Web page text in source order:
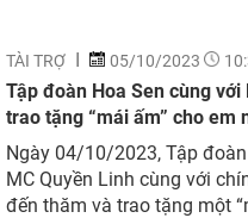
TÀI TRỢ 05/10/2023
Tập đoàn Hoa Sen cùng
trao tặng “mái ấm” cho em
Ngày 04/10/2023, Tập
MC Quyền Linh cùng với
đến thăm và trao tặng một